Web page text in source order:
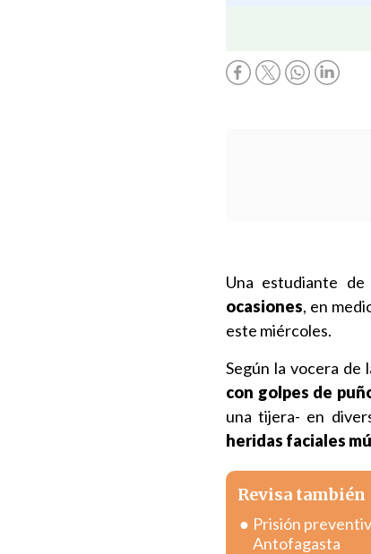
Una estudiante de
ocasiones, en
este miércoles.
Según la vocera de
con golpes de
una tijera- en
heridas faciales
Revisa también
Prisión
Antofagasta